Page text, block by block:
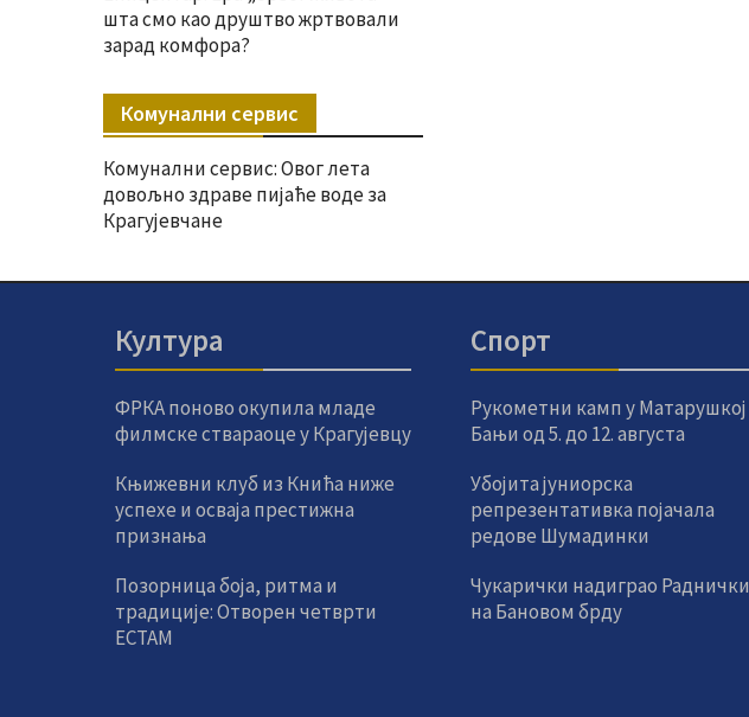
шта смо као друштво жртвовали
зарад комфора?
Комунални сервис
Комунални сервис: Овог лета
довољно здраве пијаће воде за
Крагујевчане
Култура
ФРКА поново окупила младе
филмске ствараоце у Крагујевцу
Књижевни клуб из Кнића ниже
успехе и осваја престижна
признања
Позорница боја, ритма и
традиције: Отворен четврти
ЕСТАМ
Спорт
Рукометни камп у Матарушкој
Бањи од 5. до 12. августа
Убојита јуниорска
репрезентативка појачала
редове Шумадинки
Чукарички надиграо Раднички
на Бановом брду